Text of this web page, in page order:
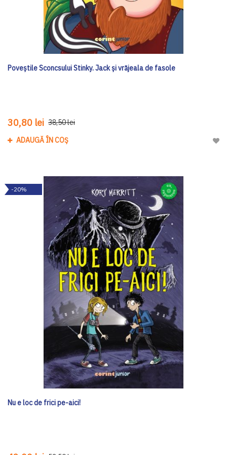
Poveștile Sconcsului Stinky. Jack și vrăjeala de fasole
30,80 lei 38,50 lei
ADAUGĂ ÎN COȘ
-20%
Nu e loc de frici pe-aici!